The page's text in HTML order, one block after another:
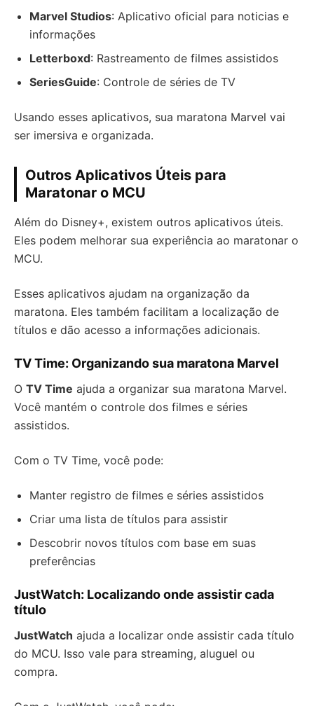
Marvel Studios: Aplicativo oficial para noticias e
informações
Letterboxd: Rastreamento de filmes assistidos
SeriesGuide: Controle de séries de TV
Usando esses aplicativos, sua maratona Marvel vai
ser imersiva e organizada.
Outros Aplicativos Úteis para
Maratonar o MCU
Além do Disney+, existem outros aplicativos úteis.
Eles podem melhorar sua experiência ao maratonar o
MCU.
Esses aplicativos ajudam na organização da
maratona. Eles também facilitam a localização de
títulos e dão acesso a informações adicionais.
TV Time: Organizando sua maratona Marvel
O TV Time ajuda a organizar sua maratona Marvel.
Você mantém o controle dos filmes e séries
assistidos.
Com o TV Time, você pode:
Manter registro de filmes e séries assistidos
Criar uma lista de títulos para assistir
Descobrir novos títulos com base em suas
preferências
JustWatch: Localizando onde assistir cada
título
JustWatch ajuda a localizar onde assistir cada título
do MCU. Isso vale para streaming, aluguel ou
compra.